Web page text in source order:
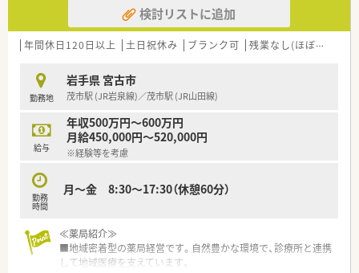
【こんな方にオススメ】
■年間休日120日以上、残業も非常に少ないため、ワークライフ
バランスを重視する方におすすめです。
盤のもとで長く働きたい方に最適です。
■転居を伴う異動がないため、地域に根ざしてじっくりと患者様
と向き合いたい方におすすめです。
検討リストに追加
年間休日120日以上 土日祝休み ブランク可 残業なし(ほぼなし含む)
勤務地
岩手県 宮古市
茂市駅 (JR岩泉線)／茂市駅 (JR山田線)
給与
年収500万円～600万円
月給450,000円～520,000円
※経験等を考慮
勤務
時間
月～金 8:30～17:30（休憩60分）
≪薬局紹介≫
■地域密着型の薬局経営です。自然豊かな環境で、診療所と連携
して地域医療を支えています。